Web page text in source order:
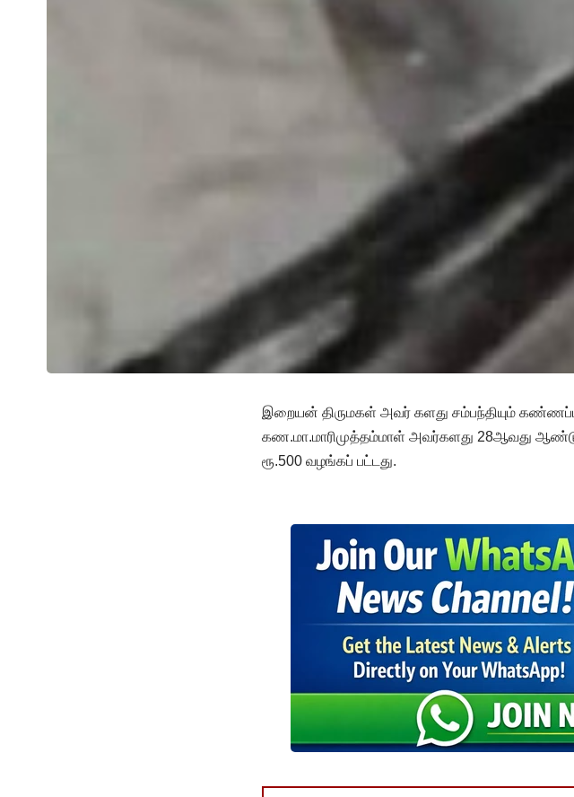
இறையன் திருமகள் அவர் களது சம்பந்தியும்
கண.மா.மாரிமுத்தம்மாள் அவர்களது 28ஆவது
ரூ.500 வழங்கப் பட்டது.